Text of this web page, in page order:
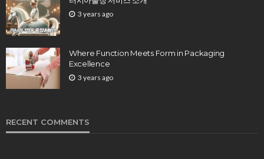
3 years ago
Where Function Meets Form in Packaging
Excellence
3 years ago
RECENT COMMENTS